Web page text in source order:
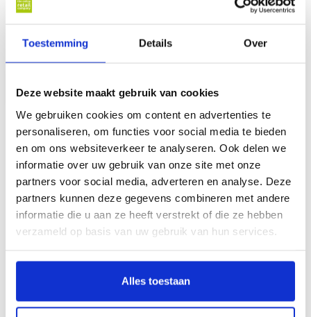
Toestemming Details Over
Deze website maakt gebruik van cookies
We gebruiken cookies om content en advertenties te
personaliseren, om functies voor social media te bieden
en om ons websiteverkeer te analyseren. Ook delen we
informatie over uw gebruik van onze site met onze
partners voor social media, adverteren en analyse. Deze
partners kunnen deze gegevens combineren met andere
informatie die u aan ze heeft verstrekt of die ze hebben
verzameld op basis van uw gebruik van hun services.
Alles toestaan
Op werkdagen voor 17 u besteld, binnen 1 werkdag thuisbezorgd*
In winkelwagen
Al online sinds2007
Webwinkel metThuiswinkel Waarborg
Haal uw pakket op bij3500+ afhaalpunten
Gratisverzending vanaf €75,- (NL/BE)
18.000+ klanten beoordelen ons met een9.1